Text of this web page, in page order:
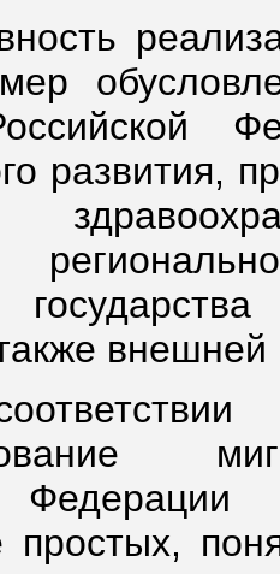
развития,
внешней
простых,